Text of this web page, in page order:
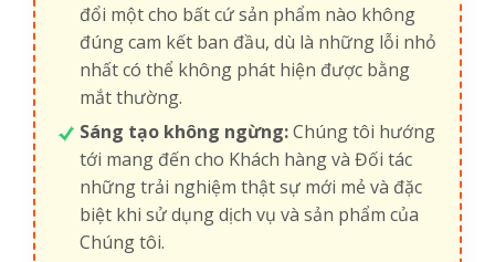
đổi một cho bất cứ sản phẩm nào không
đúng cam kết ban đầu, dù là những lỗi nhỏ
nhất có thể không phát hiện được bằng
mắt thường.
Sáng tạo không ngừng:Chúng tôi hướng
tới mang đến cho Khách hàng và Đối tác
những trải nghiệm thật sự mới mẻ và đặc
biệt khi sử dụng dịch vụ và sản phẩm của
Chúng tôi.